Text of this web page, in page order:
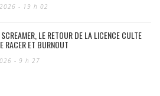
- 19 h 02
LE RETOUR DE LA LICENCE CULTE
RACER ET BURNOUT
- 9 h 27